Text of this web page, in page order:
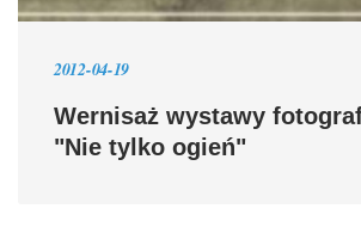
2012-04-19
Wernisaż wystawy
"Nie tylko ogień"